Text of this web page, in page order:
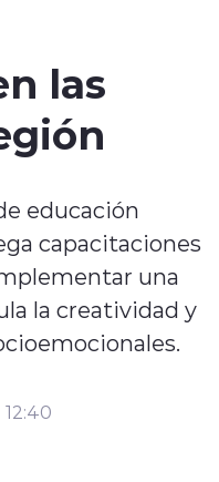
las
educación
capacitaciones
una
la creatividad y
12:40